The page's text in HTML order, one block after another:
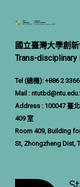
國立臺灣大學創
Trans-disciplinary
Tel (總機): +886 2
Mail : ntutbd@ntu.ed
Address : 100047 臺
409 室
Room 409, Building
St, Zhongzheng Dist,